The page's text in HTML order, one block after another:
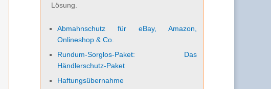
Lösung.
Abmahnschutz für eBay, Amazon,
Onlineshop & Co.
Rundum-Sorglos-Paket: Das
Händlerschutz-Paket
Haftungsübernahme